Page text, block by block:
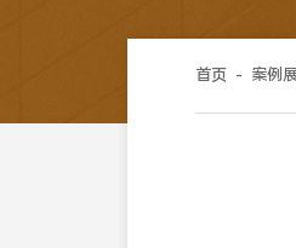
首页 - 案例